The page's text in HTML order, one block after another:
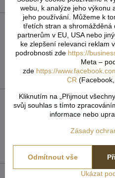
Recenze 0
Zatím bez
Přidat
FacebookTwitter Bluesky
webu, k analýze jeho výkonu
jeho používání. Můžeme k
třetích stran a shromážděná
partnerům v EU, USA nebo
ke zlepšení relevanci reklam
podrobnosti zde https://
Meta –
zde https://
CR
Kliknutím na „Přijmout
svůj souhlas s tímto
informace nebo
Zásady
Ukázat
Odmítnout vše